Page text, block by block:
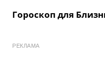
Гороскоп для
РЕКЛАМА